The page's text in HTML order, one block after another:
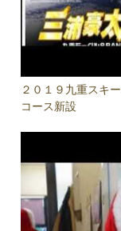
２０１９九重スキ
コース新設